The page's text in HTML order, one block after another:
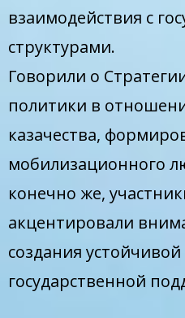
взаимодействия с
структурами.
Говорили о
политики в
казачества,
мобилизационного
конечно же,
акцентировали
создания
государственной